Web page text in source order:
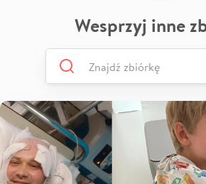
Wesprzyj inne